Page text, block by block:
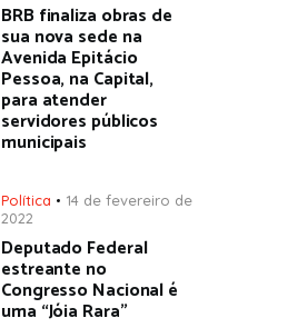
BRB finaliza obras de
sua nova sede na
Avenida Epitácio
Pessoa, na Capital,
para atender
servidores públicos
municipais
Política
14 de fevereiro de
2022
Deputado Federal
estreante no
Congresso Nacional é
uma “Jóia Rara”